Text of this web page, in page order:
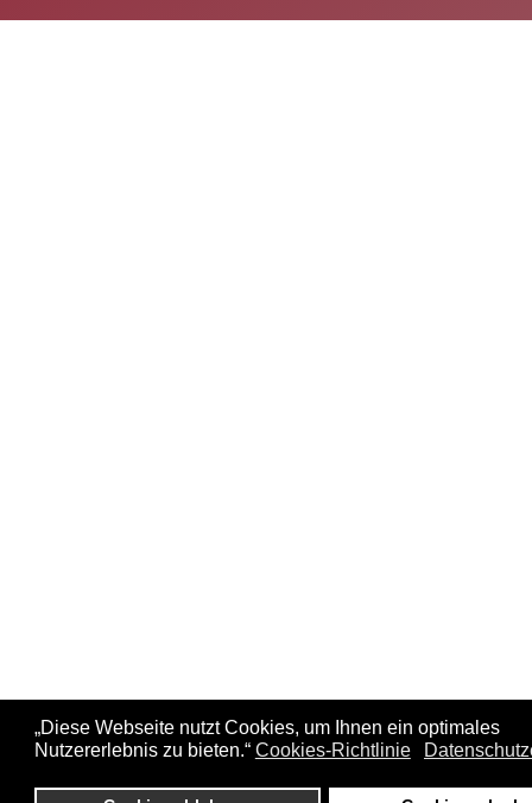
„Diese Webseite nutzt Cookies, um Ihnen ein optimales
Nutzererlebnis zu bieten.“ Cookies-Richtlinie